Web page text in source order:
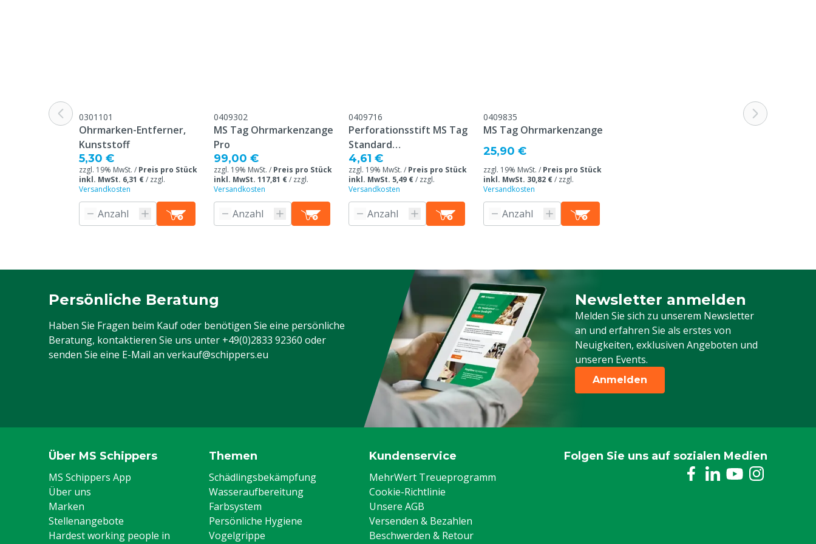
Webseite aufgeführt sind.
Tierarten
Schweine
Farbe
Gelb
0301101
Ohrmarken-Entferner,
Kunststoff
5,30 €
zzgl. 19% MwSt. / Preis pro Stück
inkl. MwSt. 6,31 €/ zzgl.
Versandkosten
0409302
MS Tag Ohrmarkenzange
Pro
99,00 €
zzgl. 19% MwSt. / Preis pro Stück
inkl. MwSt. 117,81 €/ zzgl.
Versandkosten
0409716
Perforationsstift MS Tag
Standard
Ohrmarkenzange
4,61 €
zzgl. 19% MwSt. / Preis pro Stück
inkl. MwSt. 5,49 €/ zzgl.
Versandkosten
0409835
MS Tag Ohrmarkenzange
25,90 €
zzgl. 19% MwSt. / Preis pro Stück
inkl. MwSt. 30,82 €/ zzgl.
Versandkosten
Persönliche Beratung
Haben Sie Fragen beim Kauf oder benötigen Sie eine persönliche
Beratung, kontaktieren Sie uns unter +49(0)2833 92360 oder
senden Sie eine E-Mail an verkauf@schippers.eu
Newsletter anmelden
Melden Sie sich zu unserem Newsletter
an und erfahren Sie als erstes von
Neuigkeiten, exklusiven Angeboten und
unseren Events.
Melden Sie sich für unseren Newsletter
Anmelden
Über MS Schippers
MS Schippers App
Über uns
Marken
Stellenangebote
Hardest working people in
Themen
Schädlingsbekämpfung
Wasseraufbereitung
Farbsystem
Persönliche Hygiene
Vogelgrippe
Kundenservice
MehrWert Treueprogramm
Cookie-Richtlinie
Unsere AGB
Versenden & Bezahlen
Beschwerden & Retour
Folgen Sie uns auf sozialen Medien